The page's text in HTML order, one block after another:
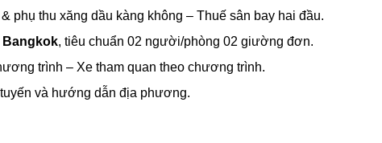
phụ thu xăng dầu kàng không – Thuế sân bay hai đầu.
Bangkok, tiêu chuẩn 02 người/phòng 02 giường đơn.
trình – Xe tham quan theo chương trình.
và hướng dẫn địa phương.